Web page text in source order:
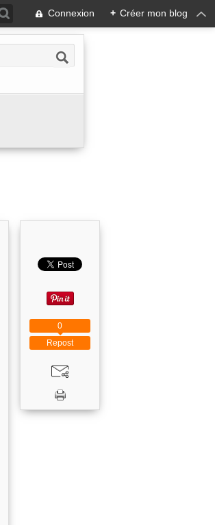
Connexion + Créer mon blog
Repost
0